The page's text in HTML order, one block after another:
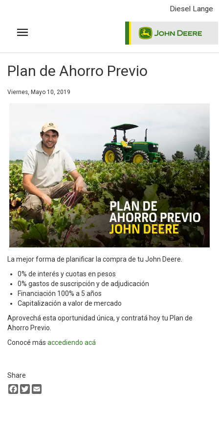
principal
Diesel Lange
Plan de Ahorro Previo
Viernes, Mayo 10, 2019
La mejor forma de planificar la compra de tu John Deere.
0% de interés y cuotas en pesos
0% gastos de suscripción y de adjudicación
Financiación 100% a 5 años
Capitalización a valor de mercado
Aprovechá esta oportunidad única, y contratá hoy tu Plan de
Ahorro Previo.
Conocé más accediendo acá
Share
Facebook
Twitter